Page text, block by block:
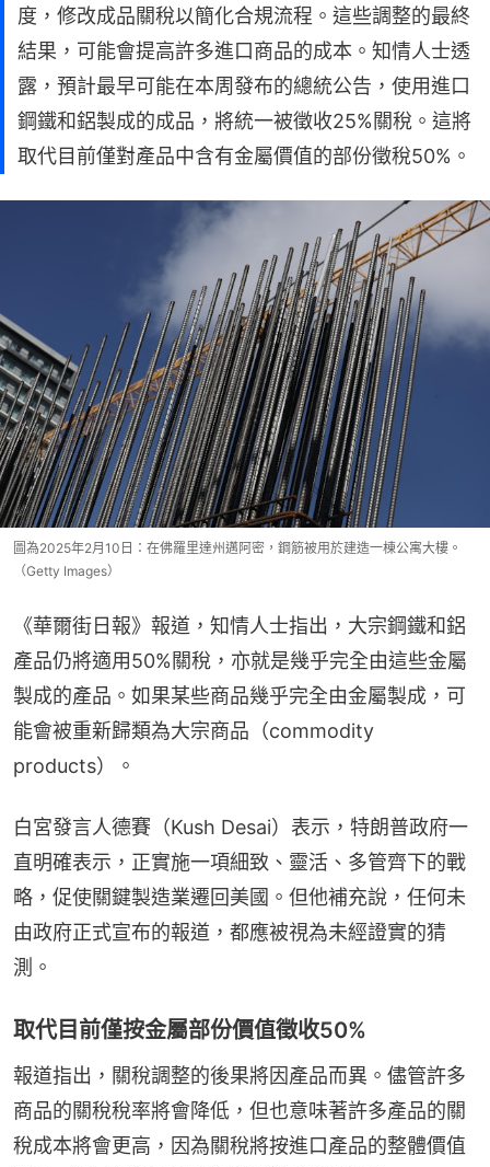
度，修改成品關稅以簡化合規流程。這些調整的最終
結果，可能會提高許多進口商品的成本。知情人士透
露，預計最早可能在本周發布的總統公告，使用進口
鋼鐵和鋁製成的成品，將統一被徵收25%關稅。這將
取代目前僅對產品中含有金屬價值的部份徵稅50%。
圖為2025年2月10日：在佛羅里達州邁阿密，鋼筋被用於建造一棟公寓大樓。
（Getty Images）
《華爾街日報》報道，知情人士指出，大宗鋼鐵和鋁
產品仍將適用50%關稅，亦就是幾乎完全由這些金屬
製成的產品。如果某些商品幾乎完全由金屬製成，可
能會被重新歸類為大宗商品（commodity
products）。
白宮發言人德賽（Kush Desai）表示，特朗普政府一
直明確表示，正實施一項細致、靈活、多管齊下的戰
略，促使關鍵製造業遷回美國。但他補充說，任何未
由政府正式宣布的報道，都應被視為未經證實的猜
測。
取代目前僅按金屬部份價值徵收50%
報道指出，關稅調整的後果將因產品而異。儘管許多
商品的關稅稅率將會降低，但也意味著許多產品的關
稅成本將會更高，因為關稅將按進口產品的整體價值